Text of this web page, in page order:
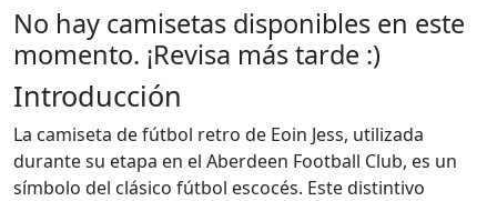
No hay camisetas disponibles en este
momento. ¡Revisa más tarde :)
Introducción
La camiseta de fútbol retro de Eoin Jess, utilizada
durante su etapa en el Aberdeen Football Club, es un
símbolo del clásico fútbol escocés. Este distintivo